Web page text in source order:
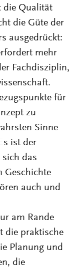
die Qualität
die Güte der
ausgedrückt:
mehr
Fachdisziplin,
für
zu
Sinne
ist der
das
Geschichte
auch und
am Rande
die praktische
Planung und
die